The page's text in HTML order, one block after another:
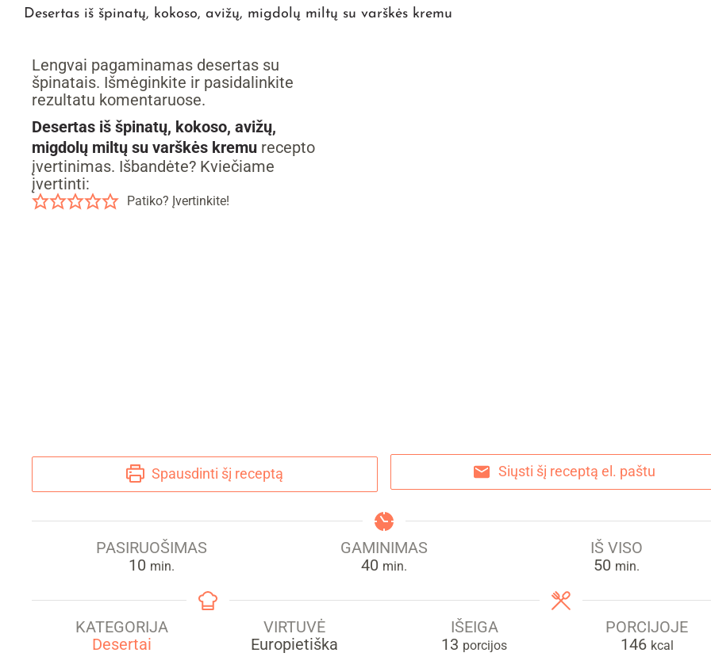
Desertas iš špinatų, kokoso, avižų, migdolų miltų su varškės kremu
Lengvai pagaminamas desertas su
špinatais. Išmėginkite ir pasidalinkite
rezultatu komentaruose.
Desertas iš špinatų, kokoso, avižų,
migdolų miltų su varškės kremu recepto
įvertinimas. Išbandėte? Kviečiame
įvertinti:
Patiko? Įvertinkite!
Spausdinti šį receptą Siųsti šį receptą el. paštu
PASIRUOŠIMAS
10 min.
min.
GAMINIMAS
40 min.
min.
IŠ VISO
50 min.
min.
KATEGORIJA
Desertai
VIRTUVĖ
Europietiška
IŠEIGA
13 porcijos
PORCIJOJE
146 kcal